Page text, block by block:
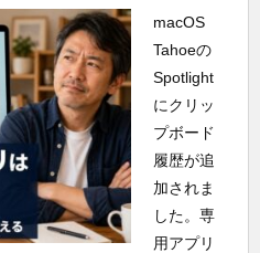
macOS
Tahoeの
Spotlight
にクリッ
プボード
履歴が追
加されま
した。専
用アプリ